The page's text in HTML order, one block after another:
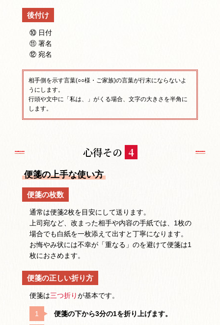
後付け
⑩ 日付
⑪ 署名
⑫ 宛名
相手側を示す言葉(○○様・ご家族)の言葉が行末にならないよ
うにします。
行頭や文中に「私は、」がくる場合、文字の大きさを半角に
します。
心得その 4
便箋の上手な使い方
便箋の枚数
通常は便箋2枚を目安にして送ります。
上司宛など、改まった相手や内容の手紙では、1枚の
場合でも白紙を一枚添えて出すと丁寧になります。
お悔やみ状には不幸が「重なる」のを避けて便箋は1
枚におさめます。
便箋の正しい折り方
便箋は三つ折りが基本です。
便箋の下から3分の1を折り上げます。